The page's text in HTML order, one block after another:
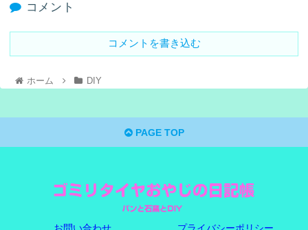
コメント
コメントを書き込む
ホーム DIY
PAGE TOP
お問い合わせ プライバシーポリシー